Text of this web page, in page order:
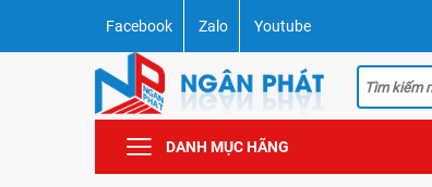
Facebook Zalo Youtube
DANH MỤC HÃNG